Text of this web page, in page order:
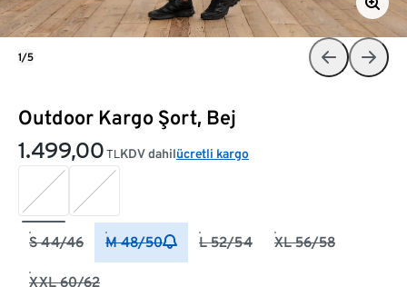
Outdoor Kargo Şort, Bej
1.499,00 TL KDV dahilücretli kargo
S 44/46 M 48/50 L 52/54 XL 56/58
XXL 60/62
1/5